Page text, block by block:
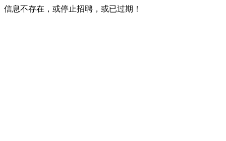
信息不存在，或停止招聘，或已过期！